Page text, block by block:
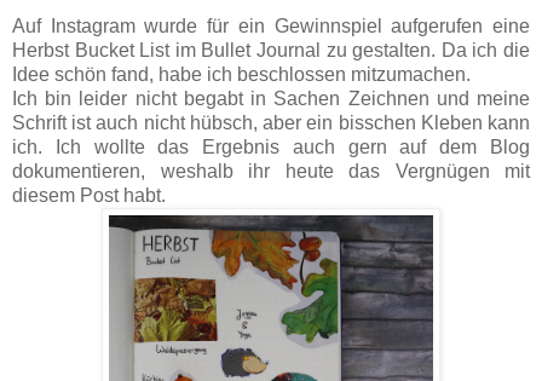
Auf Instagram wurde für ein Gewinnspiel aufgerufen eine
Herbst Bucket List im Bullet Journal zu gestalten. Da ich die
Idee schön fand, habe ich beschlossen mitzumachen.
Ich bin leider nicht begabt in Sachen Zeichnen und meine
Schrift ist auch nicht hübsch, aber ein bisschen Kleben kann
ich. Ich wollte das Ergebnis auch gern auf dem Blog
dokumentieren, weshalb ihr heute das Vergnügen mit
diesem Post habt.